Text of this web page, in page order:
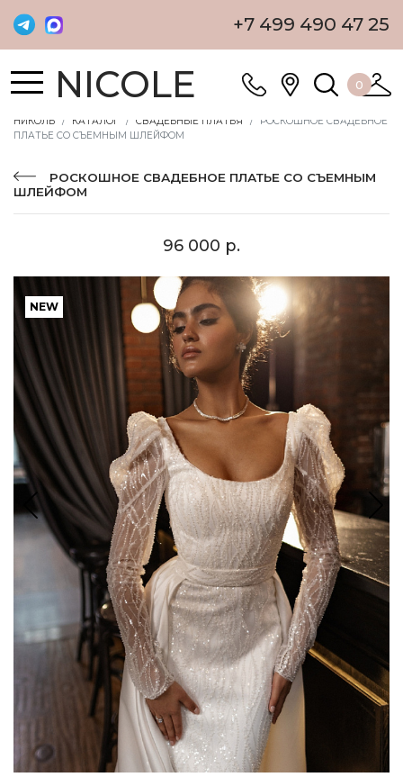
+7 499 490 47 25
NICOLE 0
НИКОЛЬ КАТАЛОГ СВАДЕБНЫЕ ПЛАТЬЯ
РОСКОШНОЕ СВАДЕБНОЕ
ПЛАТЬЕ СО СЪЕМНЫМ ШЛЕЙФОМ
РОСКОШНОЕ СВАДЕБНОЕ ПЛАТЬЕ СО СЪЕМНЫМ
ШЛЕЙФОМ
96 000 р.
NEW